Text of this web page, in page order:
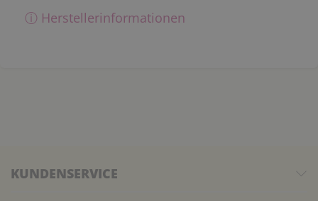
ⓘ Herstellerinformationen
KUNDENSERVICE